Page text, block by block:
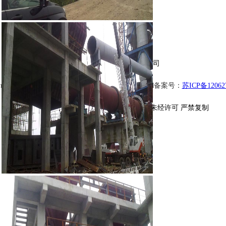
南京琅宇节能工程技术有限公司
© 2016-2019, www.longv.cn , All rights reserved备案号： 苏ICP备
版权所有 © 南京琅宇节能工程技术有限公司未经许可 严禁复制